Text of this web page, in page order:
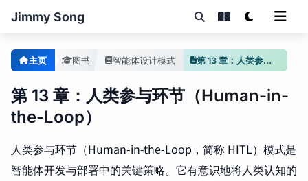
Jimmy Song
主页 图书 智能体设计模式 第 13 章：人类参与环节
第 13 章：人类参与环节（Human-in-
the-Loop）
人类参与环节（Human-in-the-Loop，简称 HITL）模式是
智能体开发与部署中的关键策略。它有意识地将人类认知的